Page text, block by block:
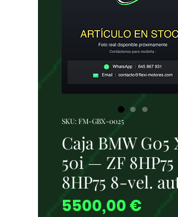
SKU: FM-GBX-0025
Caja BMW G05
50i — ZF 8HP75
8HP75 8-vel.
5500,00 € Preço